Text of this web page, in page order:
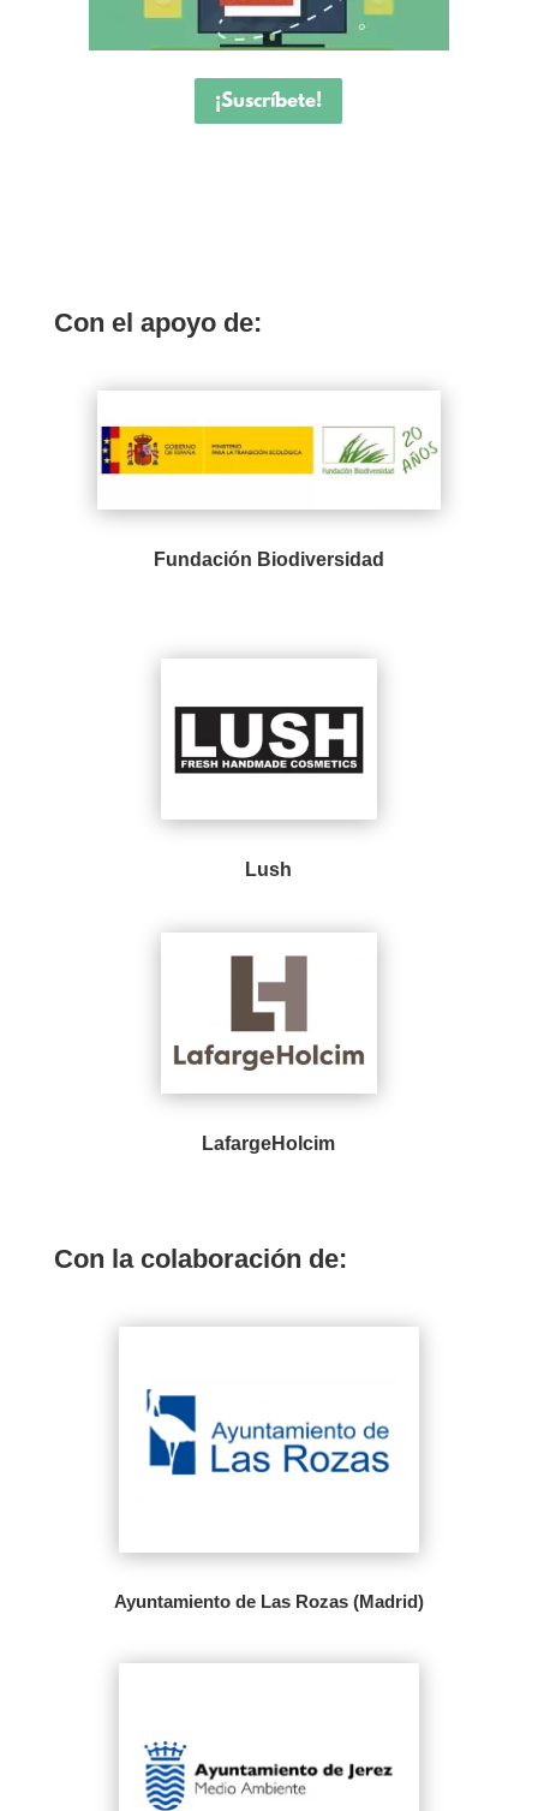
¡Suscríbete!
Con el apoyo de:
Fundación Biodiversidad
Lush
LafargeHolcim
Con la colaboración de:
Ayuntamiento de Las Rozas (Madrid)